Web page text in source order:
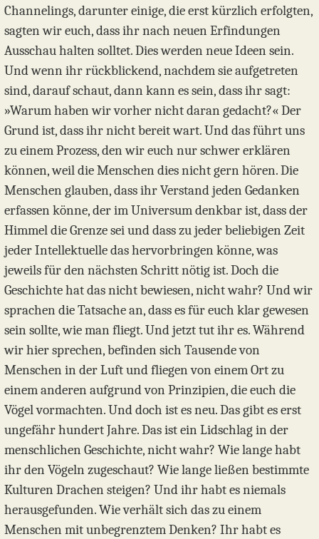
Channelings, darunter einige, die erst kürzlich erfolgten,
sagten wir euch, dass ihr nach neuen Erfindungen
Ausschau halten solltet. Dies werden neue Ideen sein.
Und wenn ihr rückblickend, nachdem sie aufgetreten
sind, darauf schaut, dann kann es sein, dass ihr sagt:
»Warum haben wir vorher nicht daran gedacht?« Der
Grund ist, dass ihr nicht bereit wart. Und das führt uns
zu einem Prozess, den wir euch nur schwer erklären
können, weil die Menschen dies nicht gern hören. Die
Menschen glauben, dass ihr Verstand jeden Gedanken
erfassen könne, der im Universum denkbar ist, dass der
Himmel die Grenze sei und dass zu jeder beliebigen Zeit
jeder Intellektuelle das hervorbringen könne, was
jeweils für den nächsten Schritt nötig ist. Doch die
Geschichte hat das nicht bewiesen, nicht wahr? Und wir
sprachen die Tatsache an, dass es für euch klar gewesen
sein sollte, wie man fliegt. Und jetzt tut ihr es. Während
wir hier sprechen, befinden sich Tausende von
Menschen in der Luft und fliegen von einem Ort zu
einem anderen aufgrund von Prinzipien, die euch die
Vögel vormachten. Und doch ist es neu. Das gibt es erst
ungefähr hundert Jahre. Das ist ein Lidschlag in der
menschlichen Geschichte, nicht wahr? Wie lange habt
ihr den Vögeln zugeschaut? Wie lange ließen bestimmte
Kulturen Drachen steigen? Und ihr habt es niemals
herausgefunden. Wie verhält sich das zu einem
Menschen mit unbegrenztem Denken? Ihr habt es